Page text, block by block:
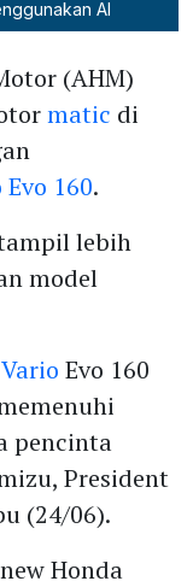
AI
(AHM)
matic di
160.
lebih
model
Evo 160
pencinta
President
(24/06).
Honda